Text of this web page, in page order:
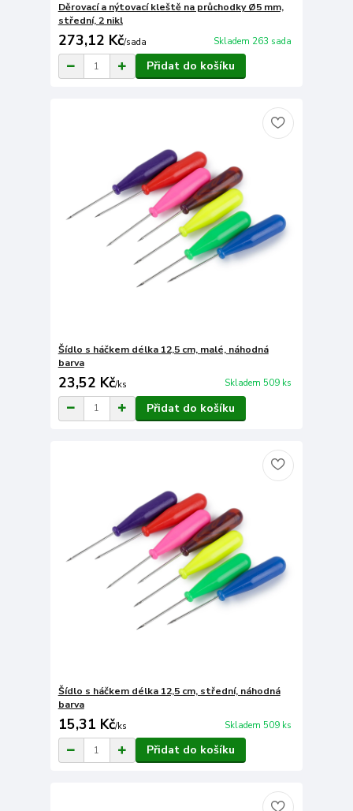
Děrovací a nýtovací kleště na průchodky Ø5 mm,
střední, 2 nikl
273,12 Kč/sada Skladem 263 sada
Přidat do košíku
Šídlo s háčkem délka 12,5 cm, malé, náhodná
barva
23,52 Kč/ks Skladem 509 ks
Přidat do košíku
Šídlo s háčkem délka 12,5 cm, střední, náhodná
barva
15,31 Kč/ks Skladem 509 ks
Přidat do košíku